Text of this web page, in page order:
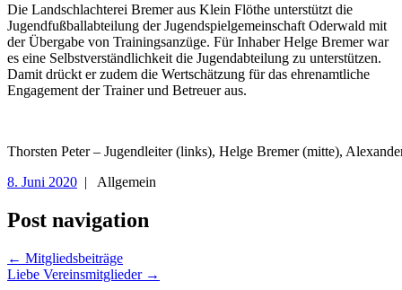
Die Landschlachterei Bremer aus Klein Flöthe unterstützt die
Jugendfußballabteilung der Jugendspielgemeinschaft Oderwald mit
der Übergabe von Trainingsanzüge. Für Inhaber Helge Bremer war
es eine Selbstverständlichkeit die Jugendabteilung zu unterstützen.
Damit drückt er zudem die Wertschätzung für das ehrenamtliche
Engagement der Trainer und Betreuer aus.
Thorsten Peter – Jugendleiter (links), Helge Bremer (mitte),
8. Juni 2020 | Allgemein
Post navigation
← Mitgliedsbeiträge
Liebe Vereinsmitglieder →